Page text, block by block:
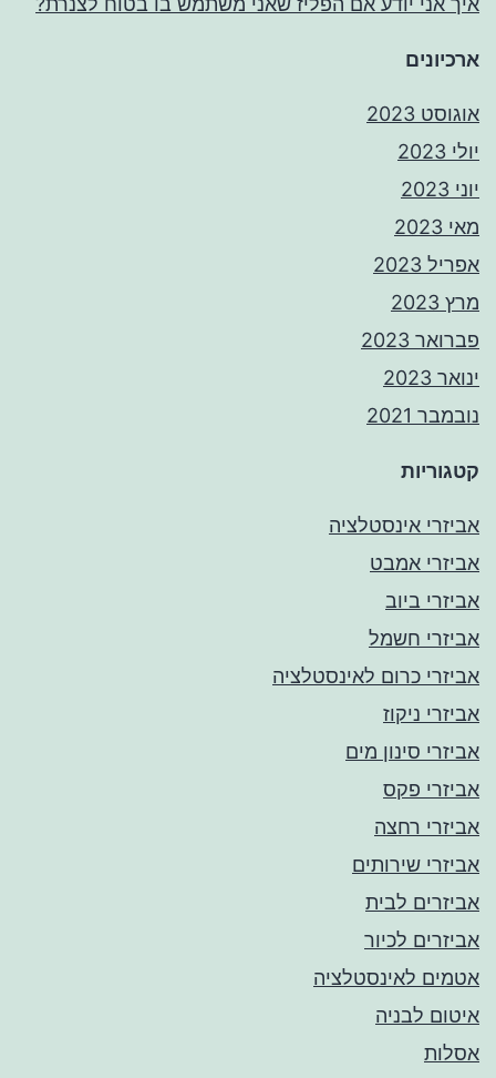
ארכיונים
אוגוסט 2023
יולי 2023
יוני 2023
מאי 2023
אפריל 2023
מרץ 2023
פברואר 2023
ינואר 2023
נובמבר 2021
קטגוריות
אביזרי אינסטלציה
אביזרי אמבט
אביזרי ביוב
אביזרי חשמל
אביזרי כרום לאינסטלציה
אביזרי ניקוז
אביזרי סינון מים
אביזרי פקס
אביזרי רחצה
אביזרי שירותים
אביזרים לבית
אביזרים לכיור
אטמים לאינסטלציה
איטום לבניה
אסלות